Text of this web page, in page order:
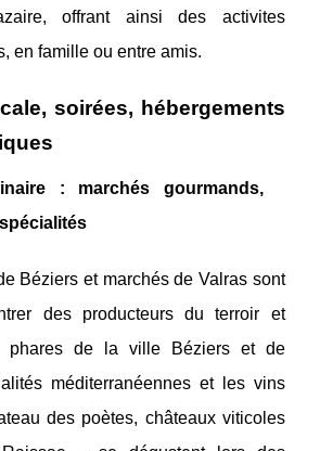
offrant ainsi des activites
en famille ou entre amis.
soirées, hébergements
: marchés gourmands,
Béziers et marchés de Valras sont
des producteurs du terroir et
phares de la ville Béziers et de
méditerranéennes et les vins
des poètes, châteaux viticoles